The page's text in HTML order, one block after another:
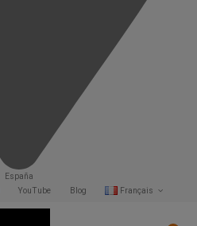
España
Français
Blog
YouTube